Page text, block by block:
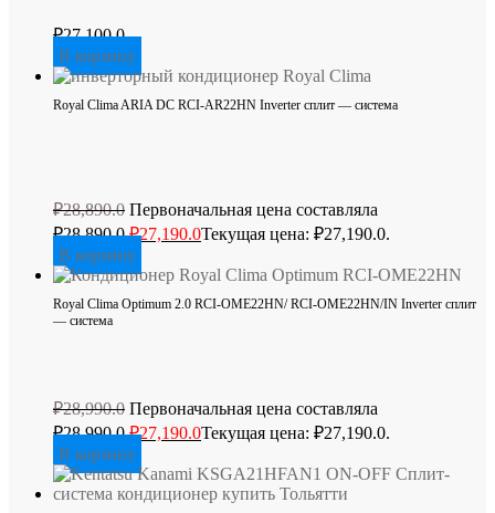
₽27,100.0
В корзину
Royal Clima ARIA DC RCI-AR22HN Inverter сплит — система
₽28,890.0 Первоначальная цена составляла
₽28,890.0.₽27,190.0Текущая цена: ₽27,190.0.
В корзину
Royal Clima Optimum 2.0 RCI-OME22HN/ RCI-OME22HN/IN Inverter сплит
— система
₽28,990.0 Первоначальная цена составляла
₽28,990.0.₽27,190.0Текущая цена: ₽27,190.0.
В корзину